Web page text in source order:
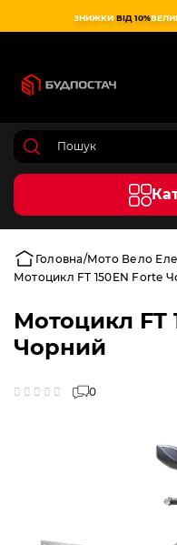
ЗНИЖКИ ВІД 10%
Головна Мото Вело
Мотоцикл FT 150EN Forte
Мотоцикл FT
Чорний
0